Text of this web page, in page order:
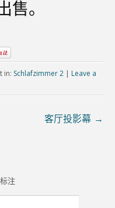
售。
in: Schlafzimmer 2 | Leave a
客厅投影幕 →
标注